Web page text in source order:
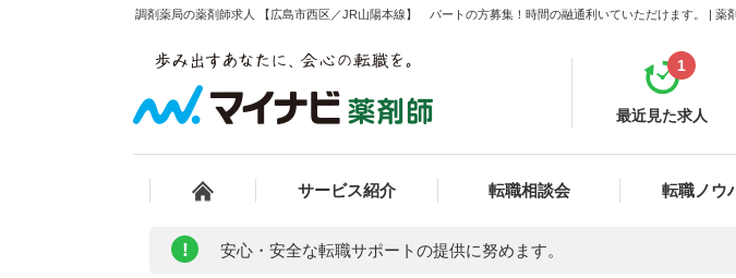
調剤薬局の薬剤師求人 【広島市西区／JR山陽本線】 パートの方募集！時間の融通利いていただけます。 | 薬
最近見た求人
1
サービス紹介 転職相談会 転職ノウ
! 安心・安全な転職サポートの提供に努めます。